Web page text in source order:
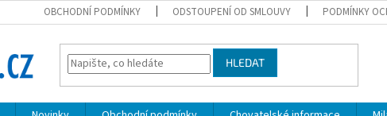
OBCHODNÍ PODMÍNKY ODSTOUPENÍ OD SMLOUVY PODMÍNKY
HLEDAT